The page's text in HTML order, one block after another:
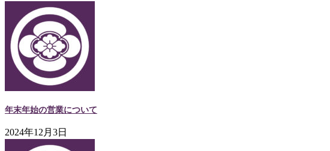
年末年始の営業について
2024年12月3日